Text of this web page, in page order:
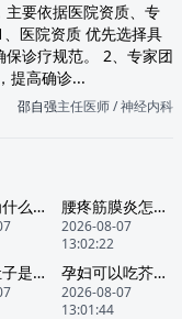
主要依据医院资质、专
医院资质 优先选择具
诊疗规范。 2、专家团
提高确诊...
邵自强主任医师 / 神经内科
孕后期为什么会耻骨疼 腰疼筋膜炎怎么缓解
2026-08-07
13:02:22
经常拉肚子是什么原因呢 孕妇可以吃芥兰菜吗
2026-08-07
13:01:44